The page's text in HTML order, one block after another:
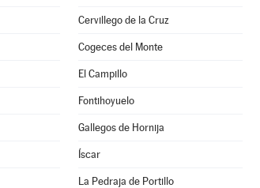
Cervillego de la Cruz
Cogeces del Monte
El Campillo
Fontihoyuelo
Gallegos de Hornija
Íscar
La Pedraja de Portillo